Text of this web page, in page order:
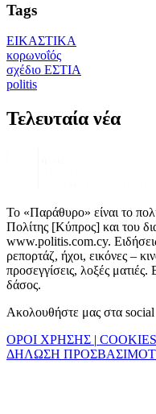
Tags
ΕΙΚΑΣΤΙΚΑ
κορωνοΐός
σχέδιο ΕΣΤΙΑ
politis
Τελευταία νέα
Το «Παράθυρο» είναι το
Πολίτης [Κύπρος] και του
www.politis.com.cy.
ρεπορτάζ, ήχοι, εικόνες –
προσεγγίσεις, λοξές
δάσος.
Ακολουθήστε μας στα social
ΟΡΟΙ ΧΡΗΣΗΣ | COOKIES
ΔΗΛΩΣΗ